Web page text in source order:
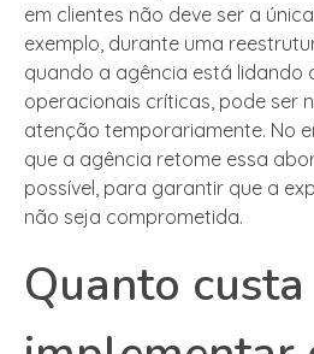
em clientes não deve ser a
exemplo, durante uma
quando a agência está lidando
operacionais críticas, pode ser
atenção temporariamente. No
que a agência retome essa
possível, para garantir que a
não seja comprometida.
Quanto custa